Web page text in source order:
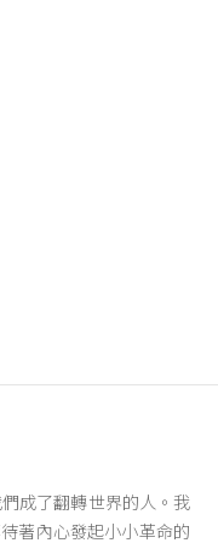
成了翻轉世界的人。我
著內心發起小小革命的